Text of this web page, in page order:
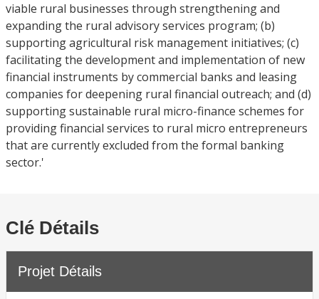
viable rural businesses through strengthening and
expanding the rural advisory services program; (b)
supporting agricultural risk management initiatives; (c)
facilitating the development and implementation of new
financial instruments by commercial banks and leasing
companies for deepening rural financial outreach; and (d)
supporting sustainable rural micro-finance schemes for
providing financial services to rural micro entrepreneurs
that are currently excluded from the formal banking
sector.'
Clé Détails
Projet Détails